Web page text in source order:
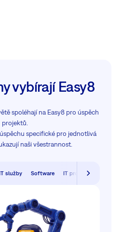
vybírají Easy8
spoléhají na Easy8 pro úspěch
projektů.
specifické pro jednotlivá
naši všestrannost.
služby Software IT provoz & podpora